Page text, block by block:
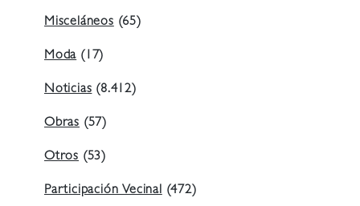
Misceláneos(65)
Moda(17)
Noticias(8.412)
Obras (57)
Otros (53)
Participación Vecinal(472)